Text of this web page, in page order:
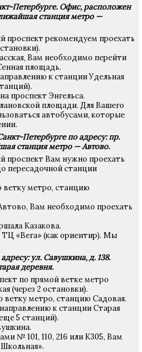
Петербурге. Офис, расположен
станция метро —
проспект рекомендуем проехать
Вам необходимо перейти
площадь.
к станции Удельная
проспект Энгельса.
площади. Для Вашего
автобусами, которые
Петербурге по адресу: пр.
станция метро — Автово.
проспект Вам нужно проехать
пересадочной станции
ветку метро, станцию
Вам необходимо проехать
Казакова.
«Вега» (как ориентир). Мы
ул. Савушкина, д. 138.
деревня.
по прямой ветке метро
(через 2 остановки).
ветку метро, станцию Садовая.
к станции Старая
5 станций).
№ 101, 110, 216 или К305, Вам